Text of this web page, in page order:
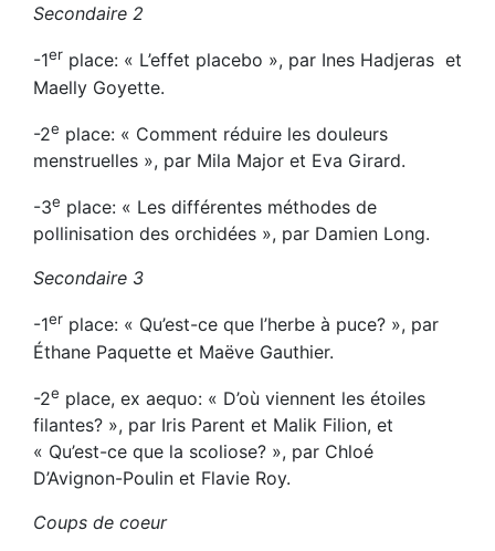
Secondaire 2
-1er place: « L’effet placebo », par Ines Hadjeras et
Maelly Goyette.
-2e place: « Comment réduire les douleurs
menstruelles », par Mila Major et Eva Girard.
-3e place: « Les différentes méthodes de
pollinisation des orchidées », par Damien Long.
Secondaire 3
-1er place: « Qu’est-ce que l’herbe à puce? », par
Éthane Paquette et Maëve Gauthier.
-2e place, ex aequo: « D’où viennent les étoiles
filantes? », par Iris Parent et Malik Filion, et
« Qu’est-ce que la scoliose? », par Chloé
D’Avignon-Poulin et Flavie Roy.
Coups de coeur